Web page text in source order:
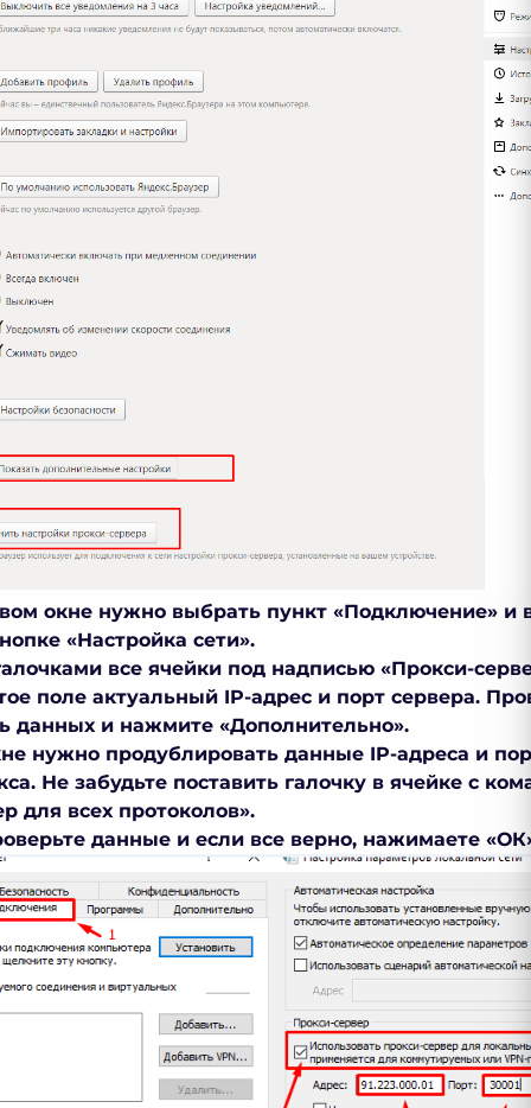
окне нужно выбрать пункт «Подключение» и
«Настройка сети».
все ячейки под надписью «Прокси-
поле актуальный IP-адрес и порт сервера.
данных и нажмите «Дополнительно».
нужно продублировать данные IP-адреса и
. Не забудьте поставить галочку в ячейке с
для всех протоколов».
данные и если все верно, нажимаете